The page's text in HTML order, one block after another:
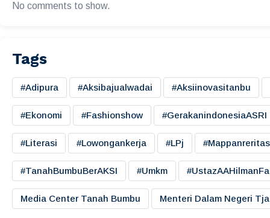
No comments to show.
Tags
#adipura #aksibajualwadai #aksiinovasitanbu
#ekonomi #fashionshow #gerakanindonesiaASRI
#literasi #lowongankerja #LPj
#TanahBumbuBerAKSI #umkm
Media Center Tanah Bumbu Menteri Dalam Negeri